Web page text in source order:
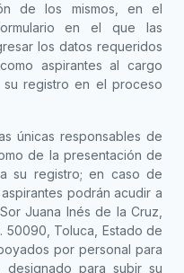
de los mismos, en el
en el que las
los datos requeridos
aspirantes al cargo
registro en el proceso
únicas responsables de
de la presentación de
su registro; en caso de
podrán acudir a
Juana Inés de la Cruz,
50090, Toluca, Estado de
por personal para
para subir su